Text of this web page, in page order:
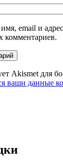
email и
комментариев.
Akismet для
ваши данные